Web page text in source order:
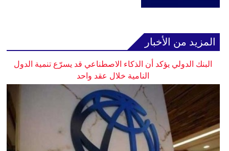
المزيد من الأخبار
البنك الدولي يؤكد أن الذكاء الاصطناعي قد يسرّع تنمية الدول
النامية خلال عقد واحد